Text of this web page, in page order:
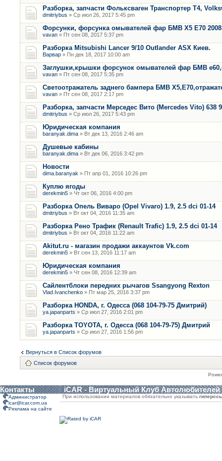
Разборка, запчасти Фольксваген Транспортер Т4,
dmitriybus » Ср июл 26, 2017 5:45 pm
Форсунки, форсунка омывателей фар БМВ Х5 Е70 2008
vavan » Пт сен 08, 2017 5:37 pm
Разборка Mitsubishi Lancer 9/10 Outlander ASX Киев.
Варвар » Пн дек 18, 2017 10:00 am
Заглушки,крышки форсунок омывателей фар БМВ
vavan » Пт сен 08, 2017 5:35 pm
Светоотражатель заднего бампера БМВ
vavan » Пт сен 08, 2017 2:17 pm
Разборка, запчасти Мерседес Вито (Mercedes Vito) 638
dmitriybus » Ср июл 26, 2017 5:43 pm
Юридическая компания
baranyak.dima » Вт дек 13, 2016 2:46 am
Душевые кабины
baranyak.dima » Вт дек 06, 2016 3:42 pm
Новости
dima.baranyak » Пт апр 01, 2016 10:26 pm
Куплю ягоды
derekmin5 » Чт окт 06, 2016 4:00 pm
Разборка Опель Виваро (Opel Vivaro) 1.9, 2.5 dci 01-14
dmitriybus » Вт окт 04, 2016 11:35 am
Разборка Рено Трафик (Renault Trafic) 1.9, 2.5 dci 01-14
dmitriybus » Вт окт 04, 2016 11:22 am
Akitut.ru - магазин продажи аккаунтов Vk.com
derekmin5 » Вт сен 13, 2016 11:17 am
Юридическая компания
derekmin5 » Чт сен 08, 2016 12:39 am
Сайлентблоки передних рычагов Ssangyong Rexton
Vlad.Ivanchenko » Пт мар 25, 2016 3:37 pm
Разборка HONDA, г. Одесса (068 104-79-75 Дмитрий)
ya.japanparts » Ср июл 27, 2016 2:01 pm
Разборка TOYOTA, г. Одесса (068 104-79-75) Дмитрий
ya.japanparts » Ср июл 27, 2016 1:56 pm
Вернуться в Список форумов
Список форумов
Контакты iCAR - Виртуальный Клуб Автолюбителей
Администратор
icar@icar.com.ua
Реклама на сайте
При использовании материалов обязательно указывать